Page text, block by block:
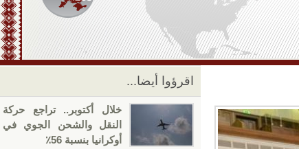
اقرؤوا أيضا...
خلال أكتوبر.. تراجع حركة
النقل والشحن الجوي في
أوكرانيا بنسبة 56٪